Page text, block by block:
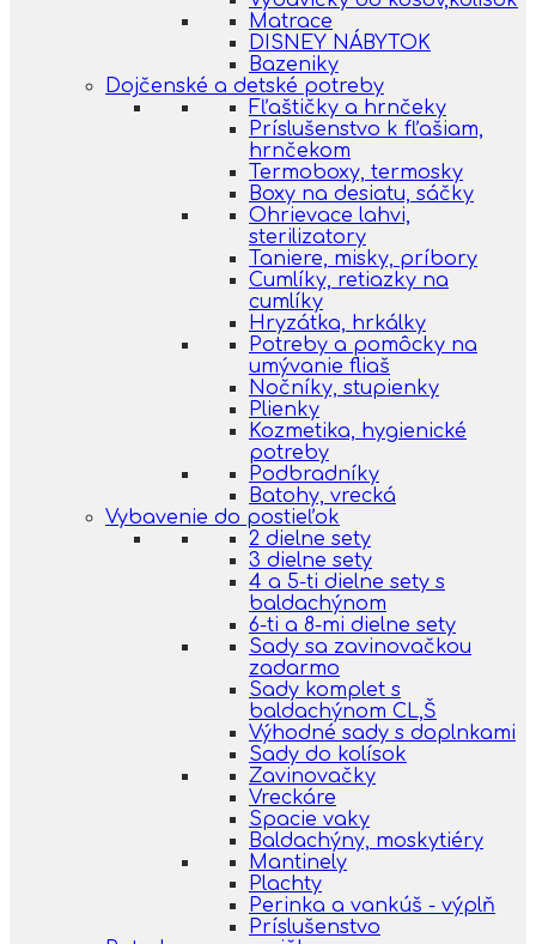
Matrace
DISNEY NÁBYTOK
Bazeniky
Dojčenské a detské potreby
Fľaštičky a hrnčeky
Príslušenstvo k fľašiam,
hrnčekom
Termoboxy, termosky
Boxy na desiatu, sáčky
Ohrievace lahvi,
sterilizatory
Taniere, misky, príbory
Cumlíky, retiazky na
cumlíky
Hryzátka, hrkálky
Potreby a pomôcky na
umývanie fliaš
Nočníky, stupienky
Plienky
Kozmetika, hygienické
potreby
Podbradníky
Batohy, vrecká
Vybavenie do postieľok
2 dielne sety
3 dielne sety
4 a 5-ti dielne sety s
baldachýnom
6-ti a 8-mi dielne sety
Sady sa zavinovačkou
zadarmo
Sady komplet s
baldachýnom CL,Š
Výhodné sady s doplnkami
Sady do kolísok
Zavinovačky
Vreckáre
Spacie vaky
Baldachýny, moskytiéry
Mantinely
Plachty
Perinka a vankúš - výplň
Príslušenstvo